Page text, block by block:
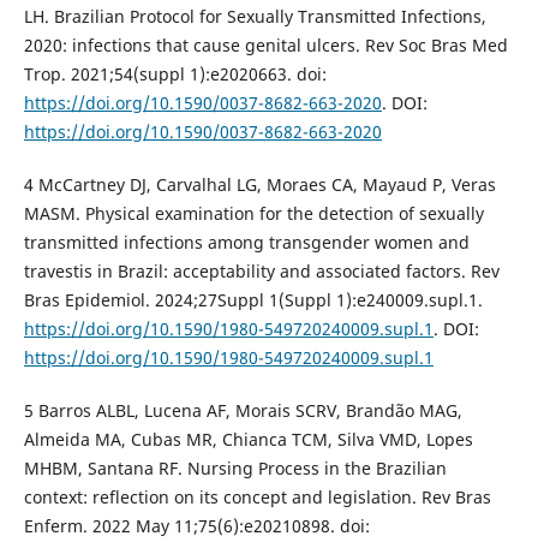
LH. Brazilian Protocol for Sexually Transmitted Infections,
2020: infections that cause genital ulcers. Rev Soc Bras Med
Trop. 2021;54(suppl 1):e2020663. doi:
https://doi.org/10.1590/0037-8682-663-2020. DOI:
https://doi.org/10.1590/0037-8682-663-2020
4 McCartney DJ, Carvalhal LG, Moraes CA, Mayaud P, Veras
MASM. Physical examination for the detection of sexually
transmitted infections among transgender women and
travestis in Brazil: acceptability and associated factors. Rev
Bras Epidemiol. 2024;27Suppl 1(Suppl 1):e240009.supl.1.
https://doi.org/10.1590/1980-549720240009.supl.1 . DOI:
https://doi.org/10.1590/1980-549720240009.supl.1
5 Barros ALBL, Lucena AF, Morais SCRV, Brandão MAG,
Almeida MA, Cubas MR, Chianca TCM, Silva VMD, Lopes
MHBM, Santana RF. Nursing Process in the Brazilian
context: reflection on its concept and legislation. Rev Bras
Enferm. 2022 May 11;75(6):e20210898. doi: